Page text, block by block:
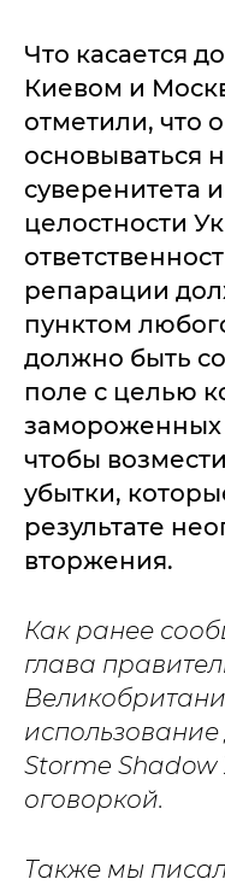
Что касается
Киевом и
отметили, что
основываться
суверенитета
целостности
репарации
пунктом
должно быть
поле с целью
замороженных
чтобы
убытки,
результате
вторжения.
Как ранее
глава
Storme
оговоркой.
Также мы